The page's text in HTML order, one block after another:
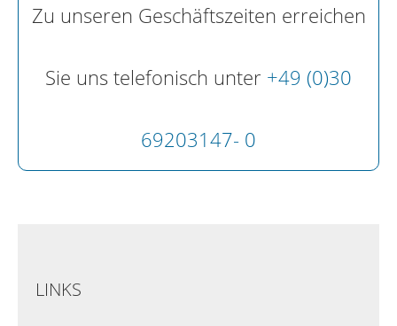
Zu unseren Geschäftszeiten erreichen
Sie uns telefonisch unter +49 (0)30
69203147- 0
LINKS